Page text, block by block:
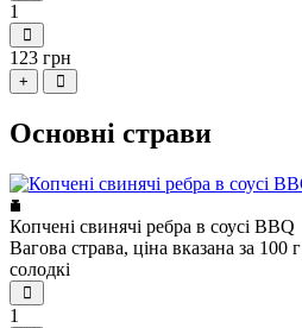
1
123 грн
+
Основні страви
Копчені свинячі ребра в соусі BBQ
Вагова страва, ціна вказана за 100 г
солодкі
1